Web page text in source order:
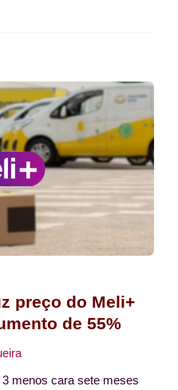
preço do Meli+
de 55%
menos cara sete meses